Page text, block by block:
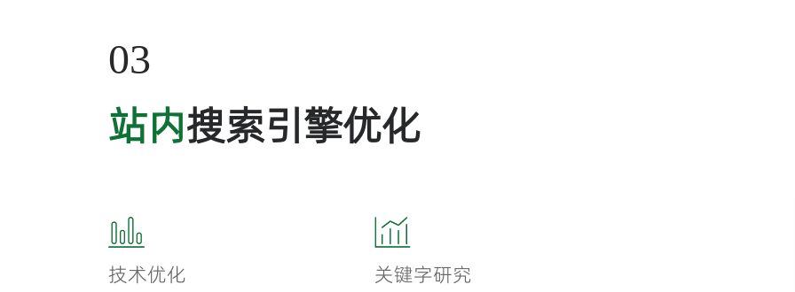
03
站内搜索引擎优化
技术优化 关键字研究